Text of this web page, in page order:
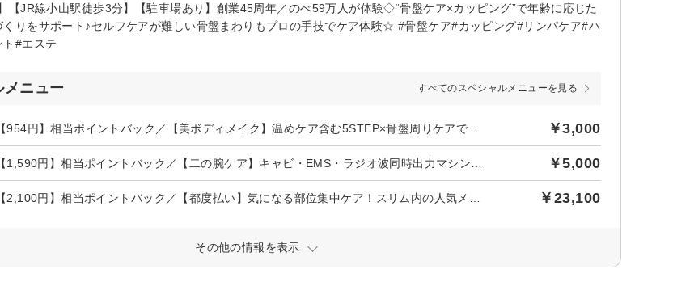
【JR線小山駅徒歩3分】【駐車場あり】創業45周年／のべ59万人が体験◇“骨盤ケア×カッピング”で年齢に応じた
くりをサポート♪セルフケアが難しい骨盤まわりもプロの手技でケア体験☆ #骨盤ケア#カッピング#リンパケア#ハ
ト#エステ
メニュー すべてのスペシャルメニューを見る
￥3,000
￥5,000
￥23,100
その他の情報を表示